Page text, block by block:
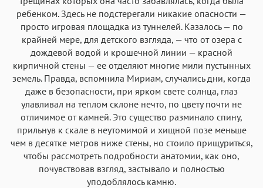
ребенком. Здесь не подстерегали никакие опасности —
просто игровая площадка из туннелей. Казалось — по
крайней мере, для детского взгляда, — что от озера с
дождевой водой и крошечной линии — красной
кирпичной стены — ее отделяют многие мили пустынных
земель. Правда, вспомнила Мириам, случались дни, когда
даже в безопасности, при ярком свете солнца, глаз
улавливал на теплом склоне нечто, по цвету почти не
отличимое от камней. Это существо разминало спину,
прильнув к скале в неутомимой и хищной позе меньше
чем в десятке метров ниже стены, но стоило прищуриться,
чтобы рассмотреть подробности анатомии, как оно,
почувствовав взгляд, застывало и полностью
уподоблялось камню.